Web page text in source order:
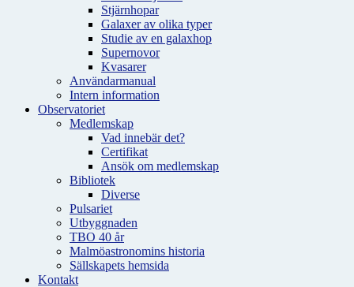
Stjärnhopar
Galaxer av olika typer
Studie av en galaxhop
Supernovor
Kvasarer
Användarmanual
Intern information
Observatoriet
Medlemskap
Vad innebär det?
Certifikat
Ansök om medlemskap
Bibliotek
Diverse
Pulsariet
Utbyggnaden
TBO 40 år
Malmöastronomins historia
Sällskapets hemsida
Kontakt